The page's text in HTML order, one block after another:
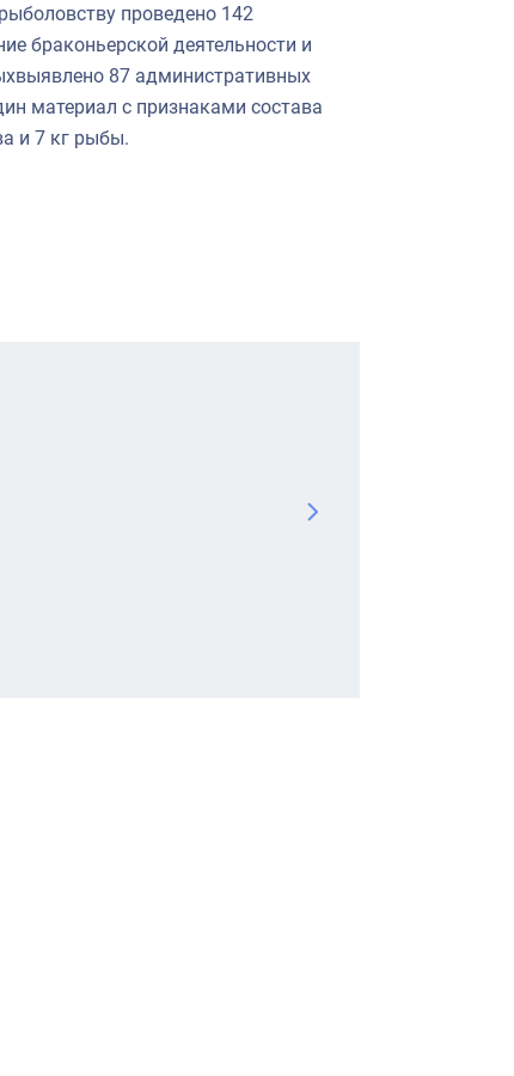
проведено 142
браконьерской деятельности и
выявлено 87 административных
материал с признаками состава
а и 7 кг рыбы.